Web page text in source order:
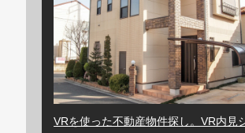
VRを使った不動産物件探し。VR内見